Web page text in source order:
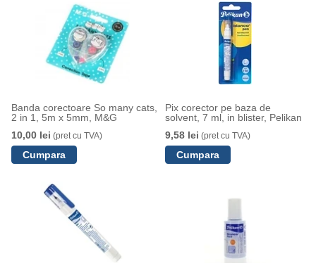
Banda corectoare So many cats,
2 in 1, 5m x 5mm, M&G
10,00 lei (pret cu TVA)
Pix corector pe baza de
solvent, 7 ml, in blister, Pelikan
9,58 lei (pret cu TVA)